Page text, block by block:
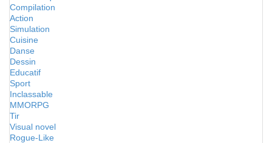
Compilation
Action
Simulation
Cuisine
Danse
Dessin
Educatif
Sport
Inclassable
MMORPG
Tir
Visual novel
Rogue-Like